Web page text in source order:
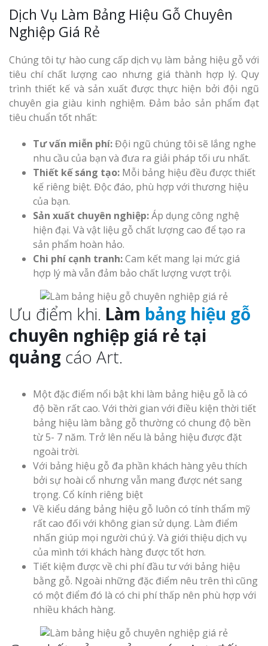
Dịch Vụ Làm Bảng Hiệu Gỗ Chuyên
Nghiệp Giá Rẻ
Chúng tôi tự hào cung cấp dịch vụ làm bảng hiệu gỗ với
tiêu chí chất lượng cao nhưng giá thành hợp lý. Quy
trình thiết kế và sản xuất được thực hiện bởi đội ngũ
chuyên gia giàu kinh nghiệm. Đảm bảo sản phẩm đạt
tiêu chuẩn tốt nhất:
Tư vấn miễn phí:Đội ngũ chúng tôi sẽ lắng nghe
nhu cầu của bạn và đưa ra giải pháp tối ưu nhất.
Thiết kế sáng tạo: Mỗi bảng hiệu đều được thiết
kế riêng biệt. Độc đáo, phù hợp với thương hiệu
của bạn.
Sản xuất chuyên nghiệp:Áp dụng công nghệ
hiện đại. Và vật liệu gỗ chất lượng cao để tạo ra
sản phẩm hoàn hảo.
Chi phí cạnh tranh:Cam kết mang lại mức giá
hợp lý mà vẫn đảm bảo chất lượng vượt trội.
Ưu điểm khi. Làm bảng hiệu gỗ
chuyên nghiệp giá rẻ tại
quảng cáo Art.
Một đặc điểm nổi bật khi làm bảng hiệu gỗ là có
độ bền rất cao. Với thời gian với điều kiện thời tiết
bảng hiệu làm bằng gỗ thường có chung độ bền
từ 5- 7 năm. Trở lên nếu là bảng hiệu được đặt
ngoài trời.
Với bảng hiệu gỗ đa phần khách hàng yêu thích
bởi sự hoài cổ nhưng vẫn mang được nét sang
trọng. Cổ kính riêng biệt
Về kiểu dáng bảng hiệu gỗ luôn có tính thẩm mỹ
rất cao đối với không gian sử dụng. Làm điểm
nhấn giúp mọi người chú ý. Và giới thiệu dịch vụ
của mình tới khách hàng được tốt hơn.
Tiết kiệm được về chi phí đầu tư với bảng hiệu
bằng gỗ. Ngoài những đặc điểm nêu trên thì cũng
có một điểm đó là có chi phí thấp nên phù hợp với
nhiều khách hàng.